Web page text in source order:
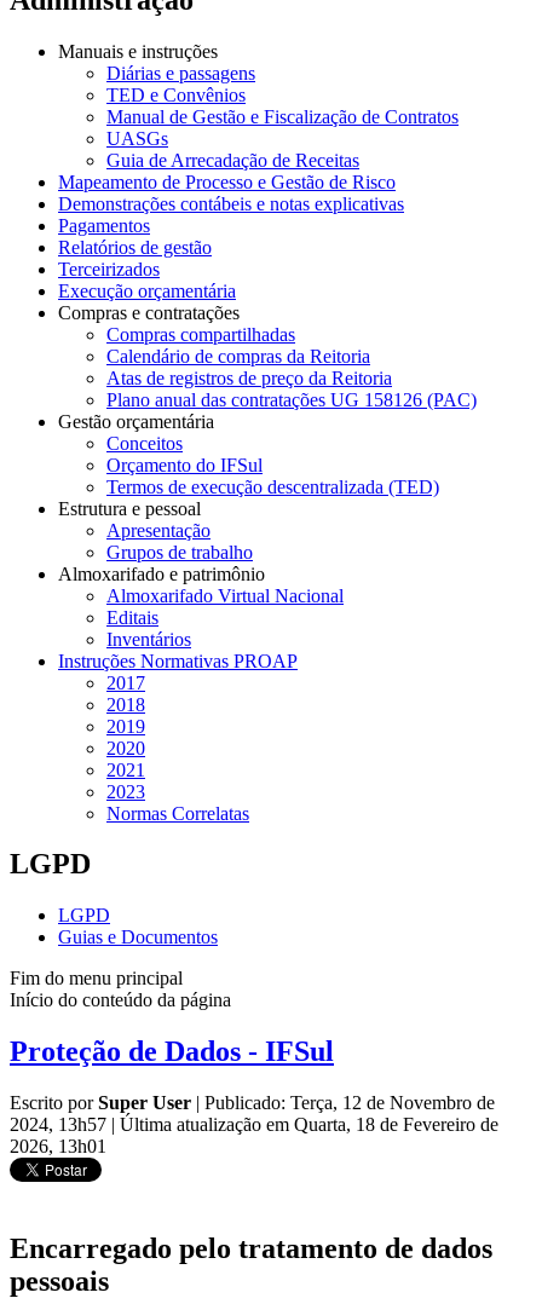
Manuais e instruções
Diárias e passagens
TED e Convênios
Manual de Gestão e Fiscalização de Contratos
UASGs
Guia de Arrecadação de Receitas
Mapeamento de Processo e Gestão de Risco
Demonstrações contábeis e notas explicativas
Pagamentos
Relatórios de gestão
Terceirizados
Execução orçamentária
Compras e contratações
Compras compartilhadas
Calendário de compras da Reitoria
Atas de registros de preço da Reitoria
Plano anual das contratações UG 158126 (PAC)
Gestão orçamentária
Conceitos
Orçamento do IFSul
Termos de execução descentralizada (TED)
Estrutura e pessoal
Apresentação
Grupos de trabalho
Almoxarifado e patrimônio
Almoxarifado Virtual Nacional
Editais
Inventários
Instruções Normativas PROAP
2017
2018
2019
2020
2021
2023
Normas Correlatas
LGPD
LGPD
Guias e Documentos
Fim do menu principal
Início do conteúdo da página
Proteção de Dados - IFSul
Escrito porSuper User | Publicado: Terça, 12 de Novembro de
2024, 13h57 | Última atualização em Quarta, 18 de Fevereiro de
2026, 13h01
Encarregado pelo tratamento de dados
pessoais